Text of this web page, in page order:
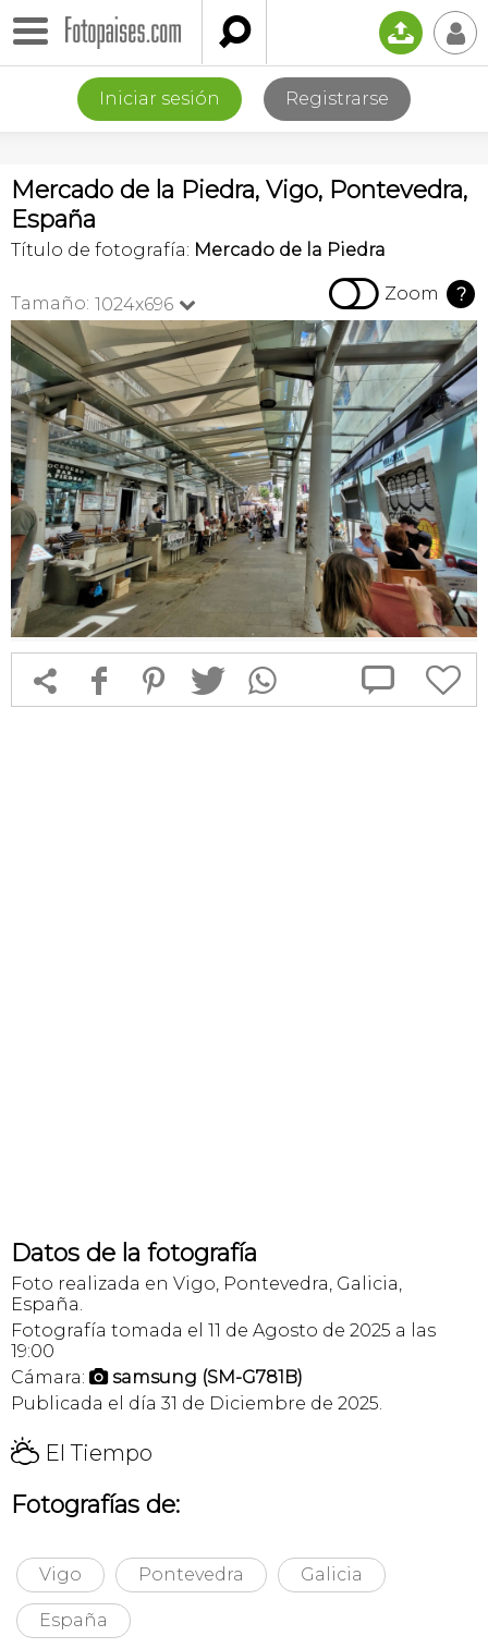
 📤 👤
Iniciar sesión Registrarse
Mercado de la Piedra, Vigo, Pontevedra,
España
Título de fotografía: Mercado de la Piedra
Tamaño: 1024x696   Zoom ?
 f 1 T  
Datos de la fotografía
Foto realizada en Vigo, Pontevedra, Galicia,
España.
Fotografía tomada el 11 de Agosto de 2025 a las
19:00
Cámara:  samsung (SM-G781B)
Publicada el día 31 de Diciembre de 2025.
H El Tiempo
Fotografías de:
Vigo Pontevedra Galicia
España